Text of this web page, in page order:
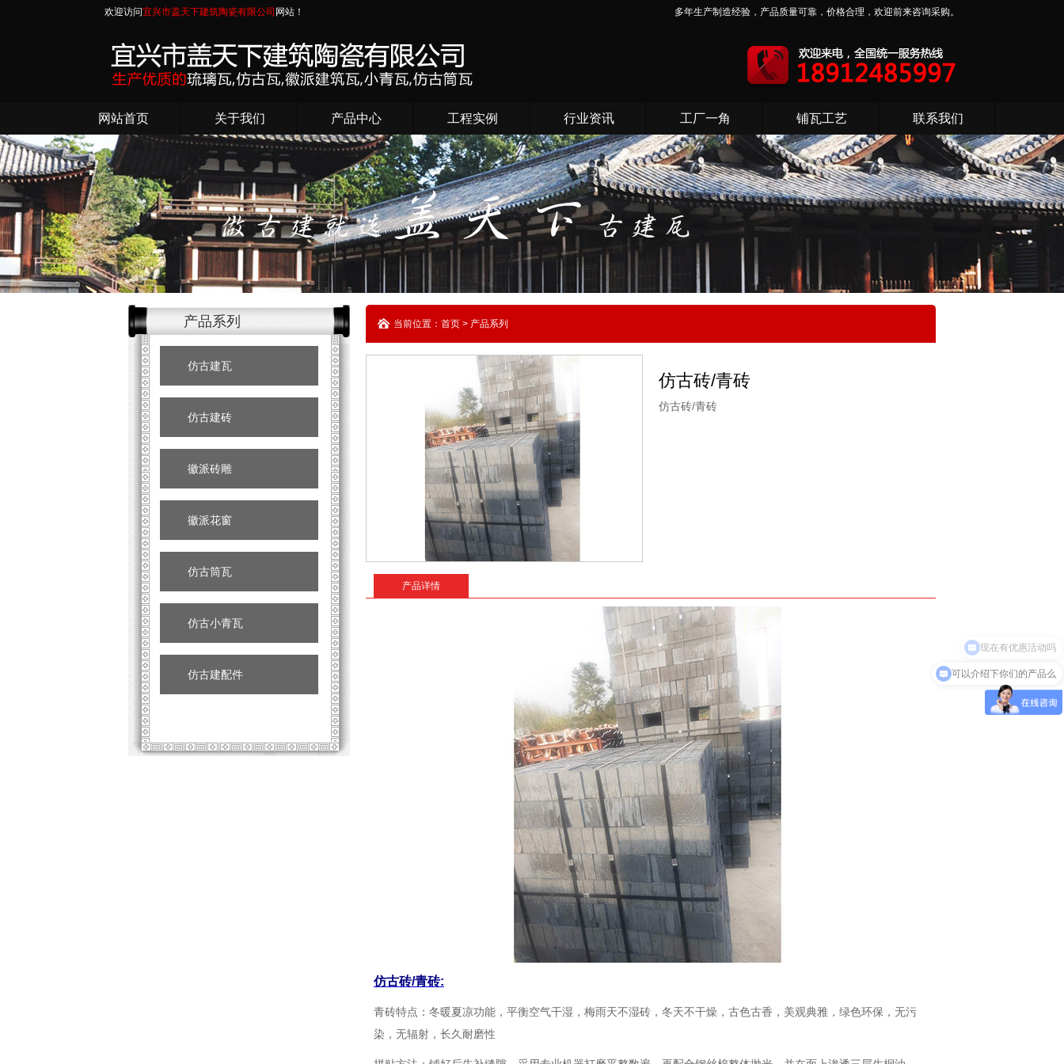
欢迎访问宜兴市盖天下建筑陶瓷有限公司 网站！ 多年生产制造经验，产品质量可靠，价格合理，欢迎前来咨询采购。
网站首页 关于我们 产品中心 工程实例 行业资讯 工厂一角 铺瓦工艺 联系我们
产品系列
仿古建瓦
仿古建砖
徽派砖雕
徽派花窗
仿古筒瓦
仿古小青瓦
仿古建配件
当前位置：首页 > 产品系列
仿古砖/青砖
仿古砖/青砖
产品详情
仿古砖/青砖:
青砖特点：冬暖夏凉功能，平衡空气干湿，梅雨天不湿砖，冬天不干燥，古色古香，美观典雅，绿色环保，无污
染，无辐射，长久耐磨性
可以介绍下你们的产品么